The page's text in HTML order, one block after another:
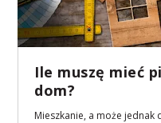
Ile muszę mieć
dom?
Mieszkanie, a może jednak